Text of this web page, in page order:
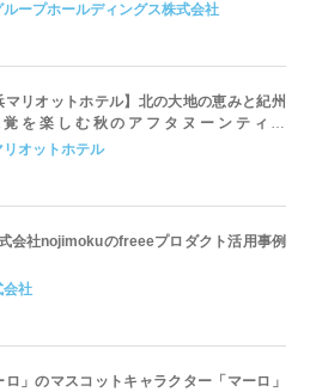
開を開始
ループホールディングス株式会社
マリオットホテル】北の大地の恵みと紀州
を楽しむ秋のアフタヌーンティー
Afternoon Tea ～北海道と和歌山
秋の味わい～」を発売
オットホテル
会社nojimokuのfreeeプロダクト活用事例
会社
ロ」のマスコットキャラクター「マーロ」